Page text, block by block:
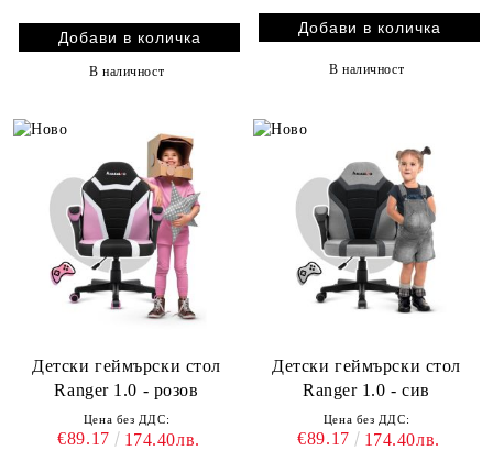
В наличност В наличност
Детски геймърски стол
Ranger 1.0 - розов
Цена без ДДС:
€89.17 174.40лв.
Детски геймърски стол
Ranger 1.0 - сив
Цена без ДДС:
€89.17 174.40лв.